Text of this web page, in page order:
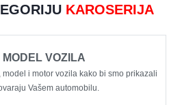
KAROSERIJA
MODEL VOZILA
model i motor vozila kako bi smo prikazali
Vašem automobilu.